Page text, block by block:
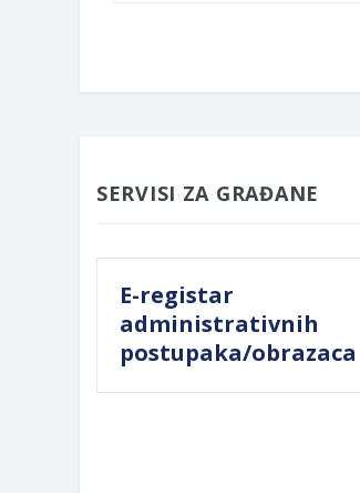
SERVISI ZA GRAĐANE
E-registar
administrativnih
postupaka/obrazaca